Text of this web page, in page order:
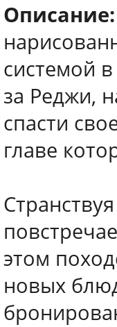
Описание:
системой
за Реджи,
спасти
главе
этом
новых